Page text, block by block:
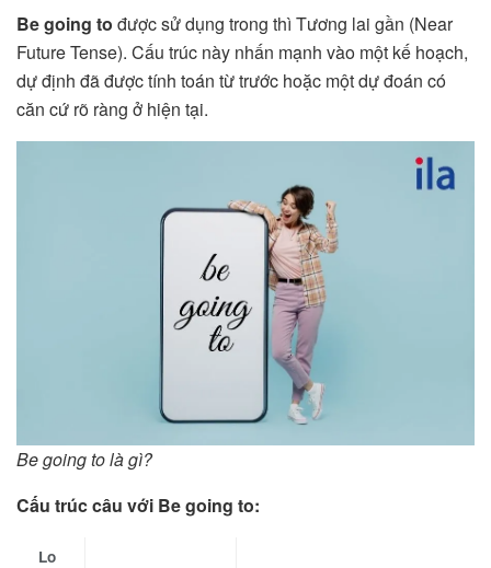
Be going to được sử dụng trong thì Tương lai gần (Near
Future Tense). Cấu trúc này nhấn mạnh vào một kế hoạch,
dự định đã được tính toán từ trước hoặc một dự đoán có
căn cứ rõ ràng ở hiện tại.
Be going to là gì?
Cấu trúc câu với Be going to:
Lo